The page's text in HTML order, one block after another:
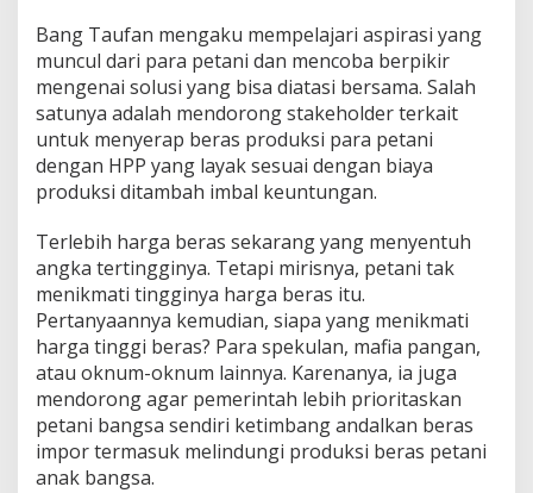
Bang Taufan mengaku mempelajari aspirasi yang
muncul dari para petani dan mencoba berpikir
mengenai solusi yang bisa diatasi bersama. Salah
satunya adalah mendorong stakeholder terkait
untuk menyerap beras produksi para petani
dengan HPP yang layak sesuai dengan biaya
produksi ditambah imbal keuntungan.
Terlebih harga beras sekarang yang menyentuh
angka tertingginya. Tetapi mirisnya, petani tak
menikmati tingginya harga beras itu.
Pertanyaannya kemudian, siapa yang menikmati
harga tinggi beras? Para spekulan, mafia pangan,
atau oknum-oknum lainnya. Karenanya, ia juga
mendorong agar pemerintah lebih prioritaskan
petani bangsa sendiri ketimbang andalkan beras
impor termasuk melindungi produksi beras petani
anak bangsa.